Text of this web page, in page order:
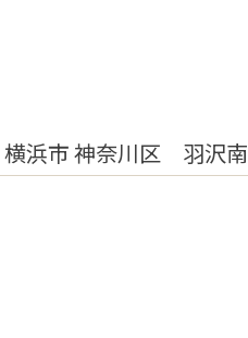
浜市 神奈川区 羽沢南